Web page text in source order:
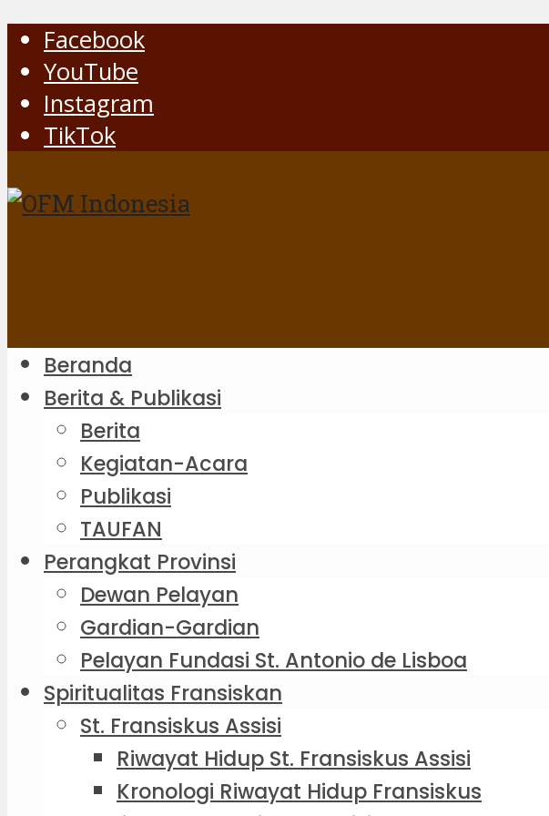
Facebook
YouTube
Instagram
TikTok
Beranda
Berita & Publikasi
Berita
Kegiatan-Acara
Publikasi
TAUFAN
Perangkat Provinsi
Dewan Pelayan
Gardian-Gardian
Pelayan Fundasi St. Antonio de Lisboa
Spiritualitas Fransiskan
St. Fransiskus Assisi
Riwayat Hidup St. Fransiskus Assisi
Kronologi Riwayat Hidup Fransiskus